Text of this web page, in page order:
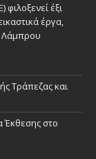
φιλοξενεί έξι
έργα,
Λάμπρου
Τράπεζας και
στο